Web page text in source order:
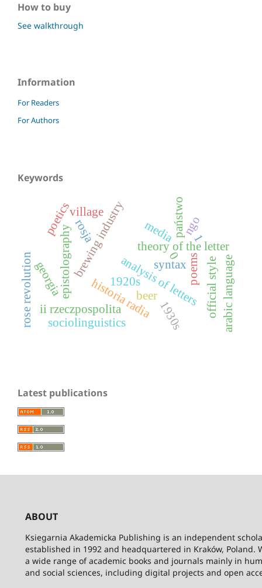
How to buy
See walkthrough
Information
For Readers
For Authors
Keywords
brewing industry
beer
theory of the letter
epistolography analysis of letters
historia radia
ii rzeczpospolita
mediapaństwo
0
syntax
rosja
official style
village
sociolinguistics
poetics
poems arabic language
georgia
rose revolution
1
1920s
1930s
ngo
Latest publications
ABOUT
Ksiegarnia Akademicka Publishing is an independent
established in 1992 and headquartered in Kraków, Poland.
a wide range of academic books and journals mainly in
and social sciences, including digital projects and open